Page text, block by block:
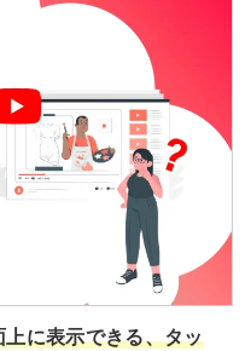
上に表示できる、タッ